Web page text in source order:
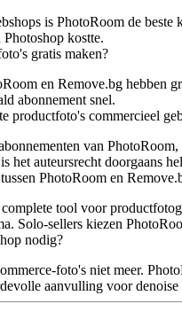
is PhotoRoom de
kostte.
gratis maken?
en Remove.bg hebben
abonnement snel.
productfoto's commercieel
van
het auteursrecht doorgaans
PhotoRoom en
tool voor
Solo-sellers kiezen
nodig?
foto's niet meer.
aanvulling voor denoise